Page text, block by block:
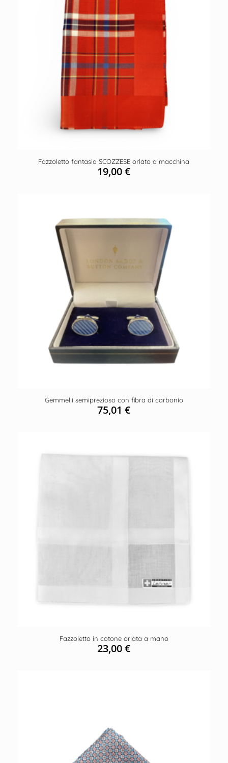
Fazzoletto fantasia SCOZZESE orlato a macchina
19,00€
Gemmelli semiprezioso con fibra di carbonio
75,01€
Fazzoletto in cotone orlata a mano
23,00€